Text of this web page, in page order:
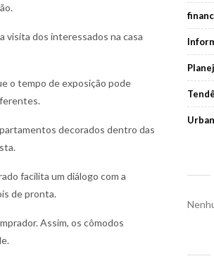
visita dos interessados na casa
o tempo de exposição pode
decorados dentro das
facilita um diálogo com a
de pronta.
Assim, os cômodos